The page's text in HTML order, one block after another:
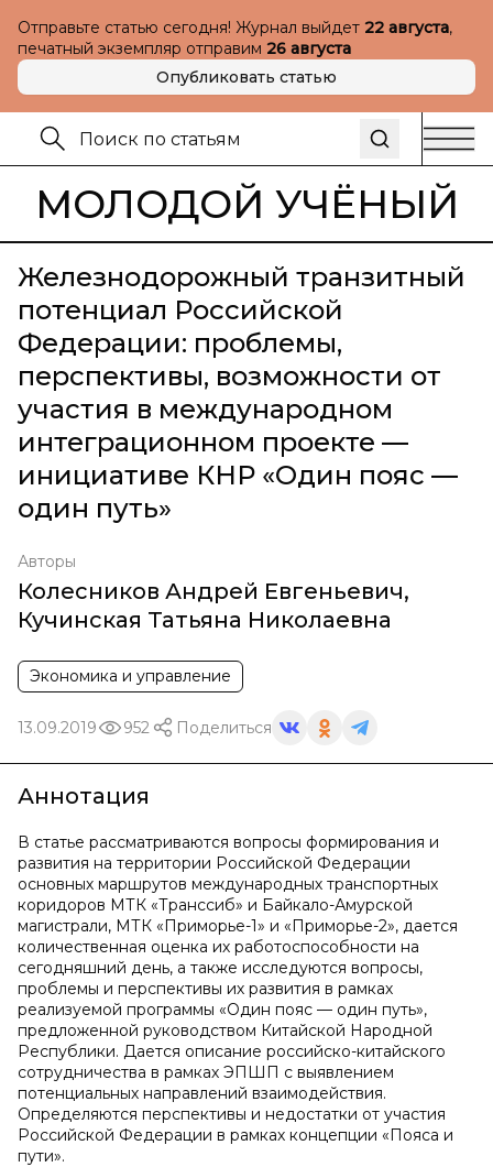
Отправьте статью сегодня! Журнал выйдет 22 августа,
печатный экземпляр отправим 26 августа
Опубликовать статью
МОЛОДОЙ УЧЁНЫЙ
Железнодорожный транзитный
потенциал Российской
Федерации: проблемы,
перспективы, возможности от
участия в международном
интеграционном проекте —
инициативе КНР «Один пояс —
один путь»
Авторы
Колесников Андрей Евгеньевич,
Кучинская Татьяна Николаевна
Экономика и управление
13.09.2019 952 Поделиться
Аннотация
В статье рассматриваются вопросы формирования и
развития на территории Российской Федерации
основных маршрутов международных транспортных
коридоров МТК «Транссиб» и Байкало-Амурской
магистрали, МТК «Приморье-1» и «Приморье-2», дается
количественная оценка их работоспособности на
сегодняшний день, а также исследуются вопросы,
проблемы и перспективы их развития в рамках
реализуемой программы «Один пояс — один путь»,
предложенной руководством Китайской Народной
Республики. Дается описание российско-китайского
сотрудничества в рамках ЭПШП с выявлением
потенциальных направлений взаимодействия.
Определяются перспективы и недостатки от участия
Российской Федерации в рамках концепции «Пояса и
пути».